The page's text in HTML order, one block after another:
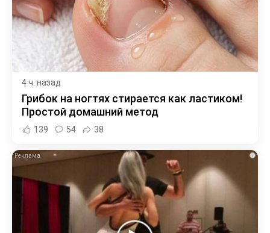
4 ч. назад
Грибок на ногтях стирается как ластиком!
Простой домашний метод
139 54 38
i